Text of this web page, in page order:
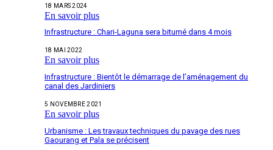
18 MARS 2024
En savoir plus
Infrastructure : Chari-Laguna sera bitumé dans 4 mois
18 MAI 2022
En savoir plus
Infrastructure : Bientôt le démarrage de l’aménagement du
canal des Jardiniers
5 NOVEMBRE 2021
En savoir plus
Urbanisme : Les travaux techniques du pavage des rues
Gaourang et Pala se précisent